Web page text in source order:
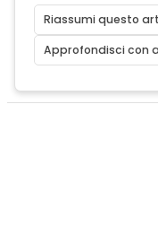
Riassumi questo
Approfondisci con